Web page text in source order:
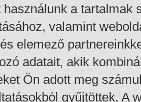
használunk a tartalmak
valamint
elemező
adatait, akik
Ön adott meg
gyűjtöttek. A